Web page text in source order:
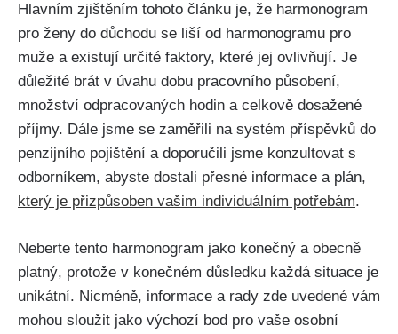
Hlavním zjištěním tohoto článku je, že harmonogram
pro ženy do důchodu se liší od harmonogramu pro
muže a existují určité faktory, které jej ovlivňují. Je
důležité brát v úvahu dobu pracovního působení,
množství odpracovaných hodin a celkově dosažené
příjmy. Dále jsme se zaměřili na systém příspěvků do
penzijního pojištění a doporučili jsme konzultovat s
odborníkem, abyste dostali přesné informace a plán,
který je přizpůsoben vašim individuálním potřebám.
Neberte tento harmonogram jako konečný a obecně
platný, protože v konečném důsledku každá situace je
unikátní. Nicméně, informace a rady zde uvedené vám
mohou sloužit jako výchozí bod pro vaše osobní